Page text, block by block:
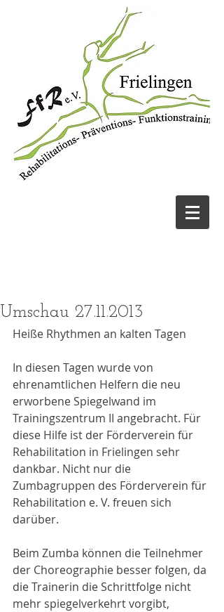
Umschau 27.11.2013
Heiße Rhythmen an kalten Tagen
In diesen Tagen wurde von
ehrenamtlichen Helfern die neu
erworbene Spiegelwand im
Trainingszentrum II angebracht. Für
diese Hilfe ist der Förderverein für
Rehabilitation in Frielingen sehr
dankbar. Nicht nur die
Zumbagruppen des Förderverein für
Rehabilitation e. V. freuen sich
darüber.
Beim Zumba können die Teilnehmer
der Choreographie besser folgen, da
die Trainerin die Schrittfolge nicht
mehr spiegelverkehrt vorgibt,